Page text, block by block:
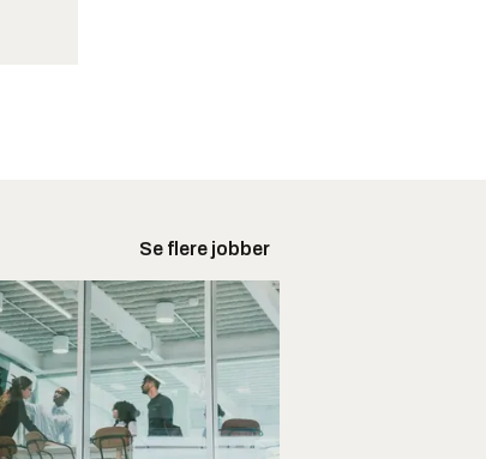
Se flere jobber